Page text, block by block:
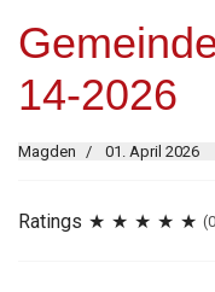
14-2026
Magden 01. April 2026
Ratings